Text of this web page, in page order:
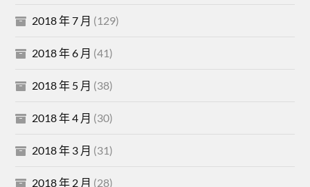
2018 年 7 月 (129)
2018 年 6 月 (41)
2018 年 5 月 (38)
2018 年 4 月 (30)
2018 年 3 月 (31)
2018 年 2 月 (28)